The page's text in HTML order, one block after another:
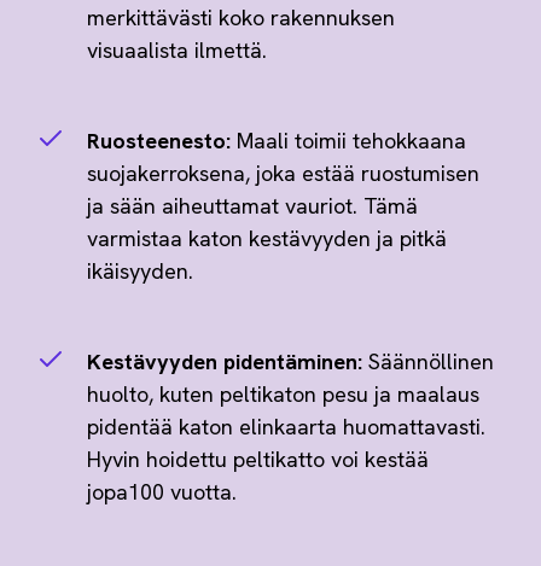
merkittävästi koko rakennuksen
visuaalista ilmettä.
Ruosteenesto: Maali toimii tehokkaana
suojakerroksena, joka estää ruostumisen
ja sään aiheuttamat vauriot. Tämä
varmistaa katon kestävyyden ja pitkä
ikäisyyden.
Kestävyyden pidentäminen: Säännöllinen
huolto, kuten peltikaton pesu ja maalaus
pidentää katon elinkaarta huomattavasti.
Hyvin hoidettu peltikatto voi kestää
jopa100 vuotta.